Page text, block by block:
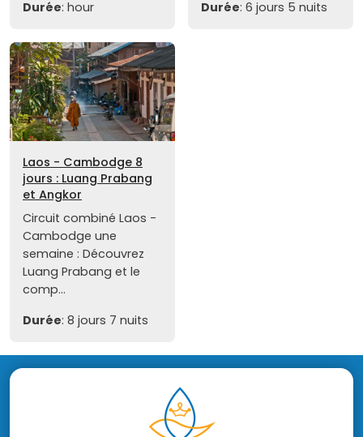
Durée: hour
Durée: 6 jours 5 nuits
Laos - Cambodge 8
jours : Luang Prabang
et Angkor
Circuit combiné Laos -
Cambodge une
semaine : Découvrez
Luang Prabang et le
comp...
Durée: 8 jours 7 nuits